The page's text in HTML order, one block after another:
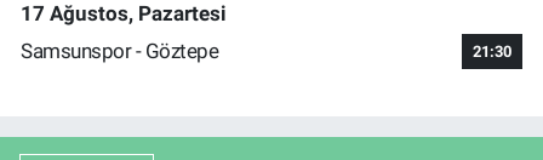
17 Ağustos, Pazartesi
Samsunspor - Göztepe
21:30